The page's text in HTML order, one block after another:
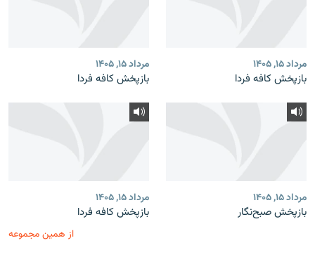
مرداد ۱۵, ۱۴۰۵
بازپخش کافه فردا
مرداد ۱۵, ۱۴۰۵
بازپخش کافه فردا
مرداد ۱۵, ۱۴۰۵
بازپخش صبح‌نگار
مرداد ۱۵, ۱۴۰۵
بازپخش کافه فردا
از همین مجموعه